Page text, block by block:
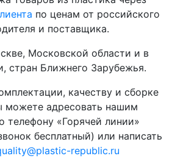
по ценам от российского
и поставщика.
Московской области и в
стран Ближнего Зарубежья.
качеству и сборке
можете адресовать нашим
телефону «Горячей линии»
бесплатный) или написать
republic.ru